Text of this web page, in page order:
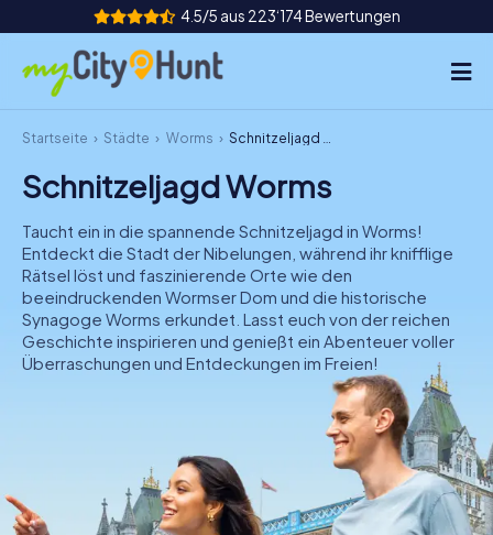
4.5/5 aus 223‘174 Bewertungen
So funktioniert's
Städte
Touren
Teamevent
Tickets
DE
IE
NL
Startseite Städte Worms Schnitzeljagd Worms
Schnitzeljagd Worms
Taucht ein in die spannende Schnitzeljagd in Worms!
Entdeckt die Stadt der Nibelungen, während ihr knifflige
Rätsel löst und faszinierende Orte wie den
beeindruckenden Wormser Dom und die historische
Synagoge Worms erkundet. Lasst euch von der reichen
Geschichte inspirieren und genießt ein Abenteuer voller
Überraschungen und Entdeckungen im Freien!